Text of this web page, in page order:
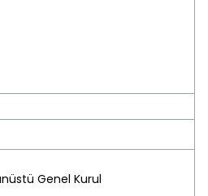
Genel Kurul